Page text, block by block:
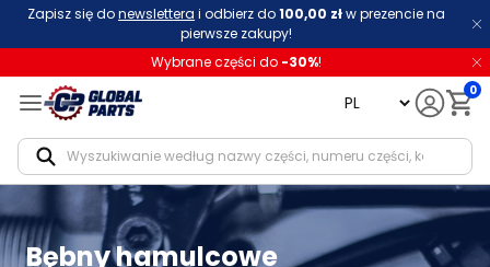
Zapisz się donewslettera i odbierz do100,00 złw prezencie na
pierwsze zakupy!
Wybrane części do -30%!
language 0
Bębny hamulcowe